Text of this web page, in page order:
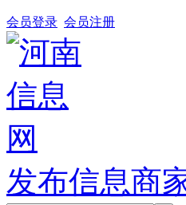
会员登录 会员注册
发布信息商